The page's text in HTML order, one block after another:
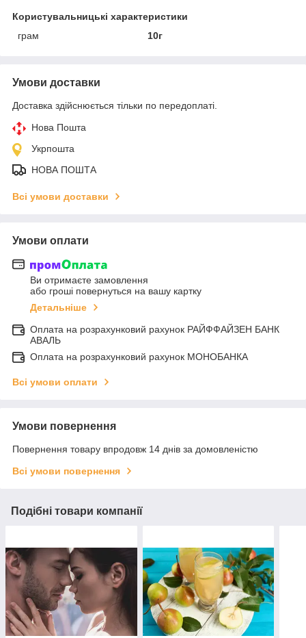
Користувальницькі характеристики
грам
10г
Умови доставки
Доставка здійснюється тільки по передоплаті.
Нова Пошта
Укрпошта
НОВА ПОШТА
Всі умови доставки
Умови оплати
Ви отримаєте замовлення
або гроші повернуться на вашу картку
Детальніше
Оплата на розрахунковий рахунок РАЙФФАЙЗЕН БАНК
АВАЛЬ
Оплата на розрахунковий рахунок МОНОБАНКА
Всі умови оплати
Умови повернення
Повернення товару впродовж 14 днів за домовленістю
Всі умови повернення
Подібні товари компанії